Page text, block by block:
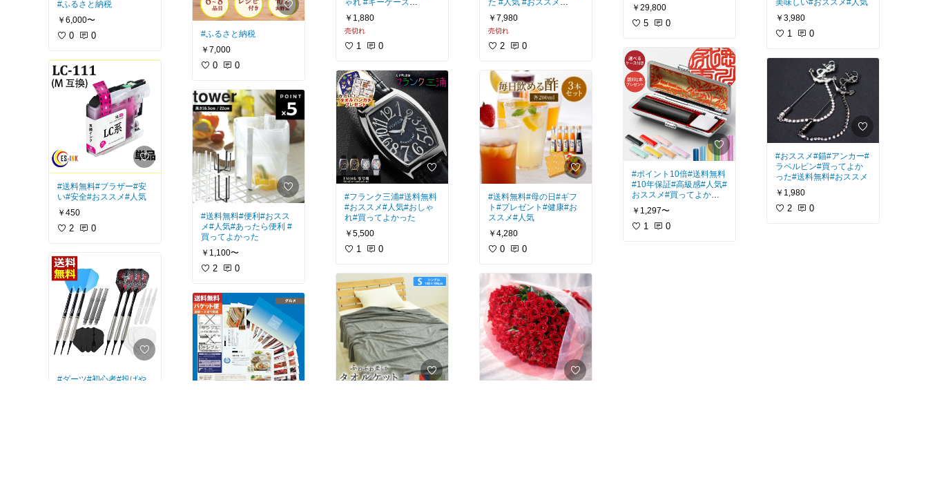
#ふるさと納税
￥6,000〜
0 0
#送料無料#ブラザー#安
い#安全#おススメ#人気
￥450
2 0
#ダーツ#初心者#投げや
#ふるさと納税
￥7,000
0 0
#送料無料#便利 #おスス
メ#人気#あったら便利 #
買ってよかった
￥1,100〜
2 0
ゃれ #キーケース
自動式の自宅の鍵と車の
鍵を入れるために購入。
サイズ感がかなりコンパ
クトで鞄の中がスッキリ
￥1,880
売切れ
1 0
#フランク三浦#送料無料
#おススメ#人気#おしゃ
れ#買ってよかった
￥5,500
1 0
た #人気 #おススメ
今まで、自分で吸うタイ
プの物を使っておりまし
たが、なかなか吸えず、
赤ちゃんも嫌がっていま
ことができます。
赤ちゃんのためにも買う
べきです。
￥7,980
売切れ
2 0
#送料無料#母の日 #ギフ
ト #プレゼント #健康#お
ススメ#人気
￥4,280
0 0
￥29,800
5 0
#ポイント10倍#送料無料
#10年保証#高級感#人気#
おススメ#買ってよかっ
た #おしゃれ
￥1,297〜
1 0
美味しい#おススメ#人気
￥3,980
1 0
#おススメ#錨#アンカー#
ラペルピン#買ってよか
った#送料無料#おススメ
￥1,980
2 0